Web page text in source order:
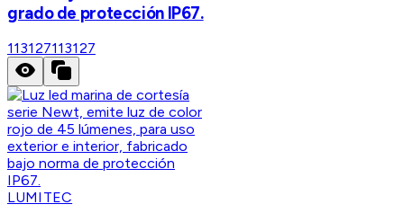
grado de protección IP67.
113127113127
LUMITEC